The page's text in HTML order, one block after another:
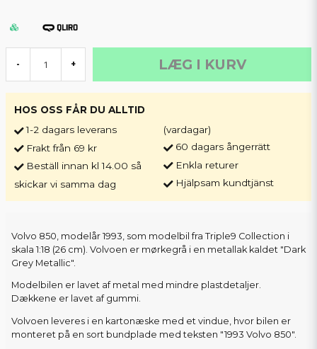
- + LÆG I KURV
HOS OSS FÅR DU ALLTID
1-2 dagars leverans
Frakt från 69 kr
Beställ innan kl 14.00 så
skickar vi samma dag
(vardagar)
60 dagars ångerrätt
Enkla returer
Hjälpsam kundtjänst
Volvo 850, modelår 1993, som modelbil fra Triple9 Collection i
skala 1:18 (26 cm). Volvoen er mørkegrå i en metallak kaldet "Dark
Grey Metallic".
Modelbilen er lavet af metal med mindre plastdetaljer.
Dækkene er lavet af gummi.
Volvoen leveres i en kartonæske med et vindue, hvor bilen er
monteret på en sort bundplade med teksten "1993 Volvo 850".